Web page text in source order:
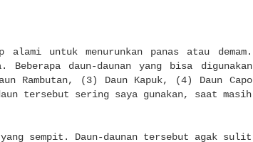
untuk menurunkan panas atau demam.
Beberapa daun-daunan yang bisa digunakan
Rambutan, (3) Daun Kapuk, (4) Daun Capo
tersebut sering saya gunakan, saat masih
yang sempit. Daun-daunan tersebut agak sulit